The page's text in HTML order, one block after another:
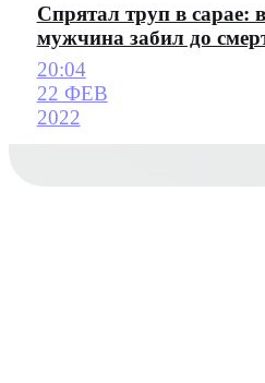
Спрятал труп в сарае:
мужчина забил до
20:04
22 ФЕВ
2022